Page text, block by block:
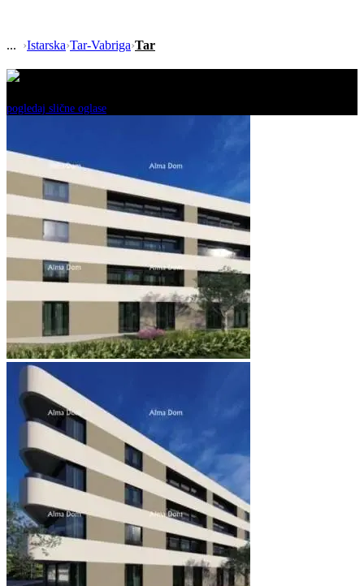
›Istarska›Tar-Vabriga›Tar
pogledaj slične oglase